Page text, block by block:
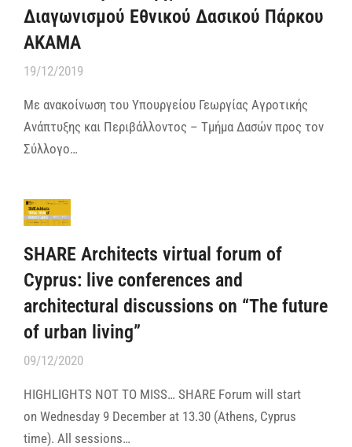
Διαγωνισμού Εθνικού Δασικού Πάρκου
ΑΚΑΜΑ
19/12/2019
Με ανακοίνωση του Υπουργείου Γεωργίας Αγροτικής
Ανάπτυξης και Περιβάλλοντος – Τμήμα Δασών προς τον
Σύλλογο…
SHARE Architects virtual forum of
Cyprus: live conferences and
architectural discussions on “The future
of urban living”
09/12/2020
HIGHLIGHTS NOT TO MISS… SHARE Forum will start
on Wednesday 9 December at 13.30 (Athens, Cyprus
time). All sessions…